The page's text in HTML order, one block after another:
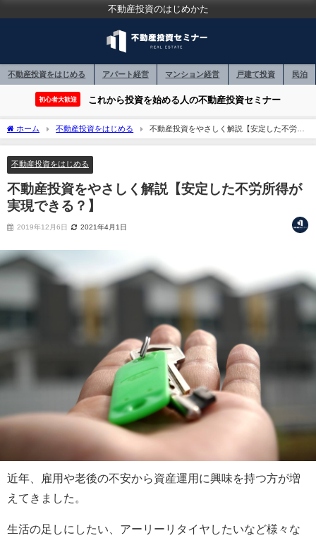
不動産投資のはじめかた
不動産投資をはじめる アパート経営 マンション経営 戸建て投資 民泊
初心者大歓迎 これから投資を始める人の不動産投資セミナー
ホーム 不動産投資をはじめる
不動産投資をやさしく解説【安定した不労所
得が実現できる？】
不動産投資をはじめる
不動産投資をやさしく解説【安定した不労所得が
実現できる？】
2019年12月6日 2021年4月1日
近年、雇用や老後の不安から資産運用に興味を持つ方が増
えてきました。
生活の足しにしたい、アーリーリタイヤしたいなど様々な